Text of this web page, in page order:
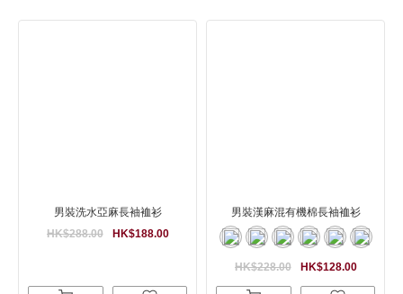
男裝洗水亞麻長袖裇衫
HK$188.00
HK$288.00
男裝漢麻混有機棉長袖裇衫
HK$128.00
HK$228.00